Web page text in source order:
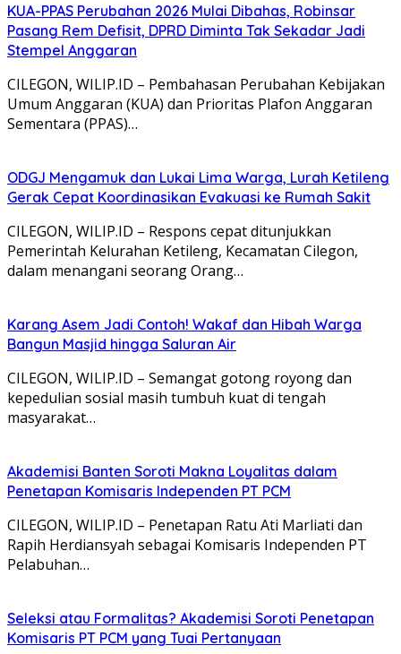
KUA-PPAS Perubahan 2026 Mulai Dibahas, Robinsar
Pasang Rem Defisit, DPRD Diminta Tak Sekadar Jadi
Stempel Anggaran
CILEGON, WILIP.ID – Pembahasan Perubahan Kebijakan
Umum Anggaran (KUA) dan Prioritas Plafon Anggaran
Sementara (PPAS)…
ODGJ Mengamuk dan Lukai Lima Warga, Lurah Ketileng
Gerak Cepat Koordinasikan Evakuasi ke Rumah Sakit
CILEGON, WILIP.ID – Respons cepat ditunjukkan
Pemerintah Kelurahan Ketileng, Kecamatan Cilegon,
dalam menangani seorang Orang…
Karang Asem Jadi Contoh! Wakaf dan Hibah Warga
Bangun Masjid hingga Saluran Air
CILEGON, WILIP.ID – Semangat gotong royong dan
kepedulian sosial masih tumbuh kuat di tengah
masyarakat…
Akademisi Banten Soroti Makna Loyalitas dalam
Penetapan Komisaris Independen PT PCM
CILEGON, WILIP.ID – Penetapan Ratu Ati Marliati dan
Rapih Herdiansyah sebagai Komisaris Independen PT
Pelabuhan…
Seleksi atau Formalitas? Akademisi Soroti Penetapan
Komisaris PT PCM yang Tuai Pertanyaan